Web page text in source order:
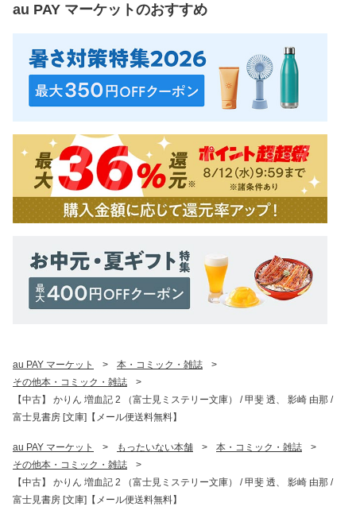
au PAY マーケットのおすすめ
au PAY マーケット > 本・コミック・雑誌
>
その他本・コミック・雑誌
>
【中古】 かりん 増血記 2 （富士見ミステリー文庫） / 甲斐 透、 影崎 由那 /
富士見書房 [文庫]【メール便送料無料】
au PAY マーケット > もったいない本舗 > 本・コミック・雑誌
>
その他本・コミック・雑誌
>
【中古】 かりん 増血記 2 （富士見ミステリー文庫） / 甲斐 透、 影崎 由那 /
富士見書房 [文庫]【メール便送料無料】